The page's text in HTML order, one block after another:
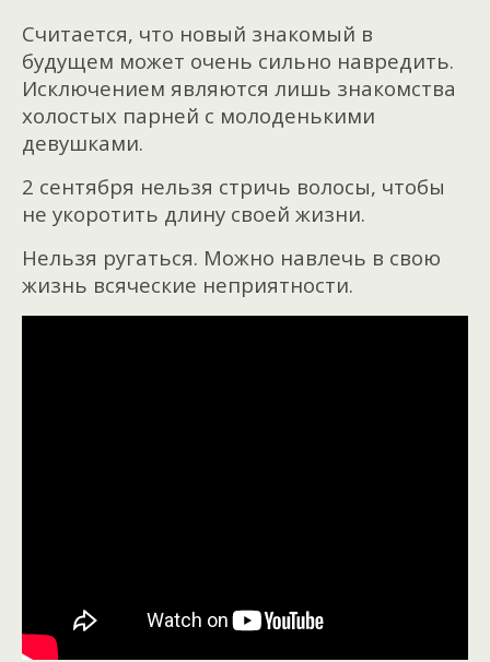
Считается, что новый знакомый в
будущем может очень сильно навредить.
Исключением являются лишь знакомства
холостых парней с молоденькими
девушками.
2 сентября нельзя стричь волосы, чтобы
не укоротить длину своей жизни.
Нельзя ругаться. Можно навлечь в свою
жизнь всяческие неприятности.